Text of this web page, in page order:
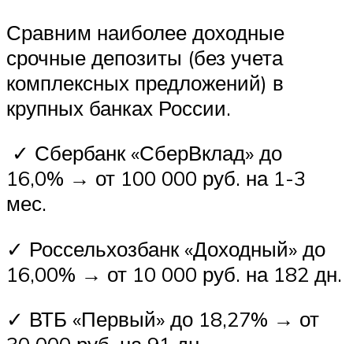
Сравним наиболее доходные
срочные депозиты (без учета
комплексных предложений) в
крупных банках России.
✓ Сбербанк «СберВклад» до
16,0% → от 100 000 руб. на 1-3
мес.
✓ Россельхозбанк «Доходный» до
16,00% → от 10 000 руб. на 182 дн.
✓ ВТБ «Первый» до 18,27% → от